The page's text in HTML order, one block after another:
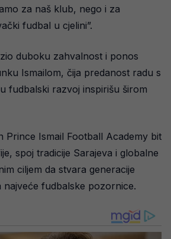
za naš klub, nego i za
fudbal u cjelini”.
duboku zahvalnost i ponos
Ismailom, čija predanost radu s
fudbalski razvoj inspirišu širom
Prince Ismail Football Academy bit
spoj tradicije Sarajeva i globalne
ciljem da stvara generacije
najveće fudbalske pozornice.